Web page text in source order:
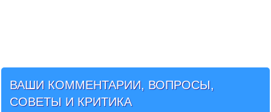
ВАШИ КОММЕНТАРИИ, ВОПРОСЫ,
СОВЕТЫ И КРИТИКА